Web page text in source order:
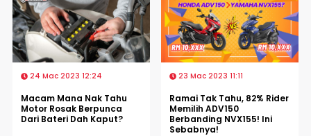
24 Mac 2023 12:24
Macam Mana Nak Tahu
Motor Rosak Berpunca
Dari Bateri Dah Kaput?
23 Mac 2023 11:11
Ramai Tak Tahu, 82% Rider
Memilih ADV150
Berbanding NVX155! Ini
Sebabnya!